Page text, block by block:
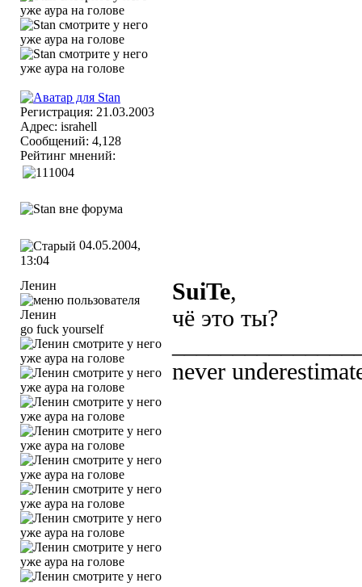
Регистрация: 21.03.2003
Адрес: israhell
Сообщений: 4,128
Рейтинг мнений:
04.05.2004,
13:04
Ленин
go fuck yourself
SuiTe,
чё это ты?
never